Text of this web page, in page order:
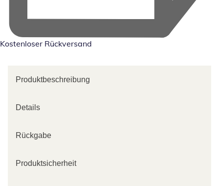
Kostenloser Rückversand
Produktbeschreibung
Details
Rückgabe
Produktsicherheit